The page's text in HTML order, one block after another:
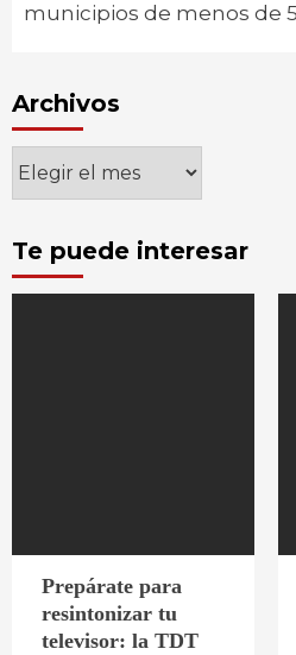
municipios de menos de
Archivos
Archivos
Te puede interesar
Prepárate para
resintonizar tu
televisor: la TDT